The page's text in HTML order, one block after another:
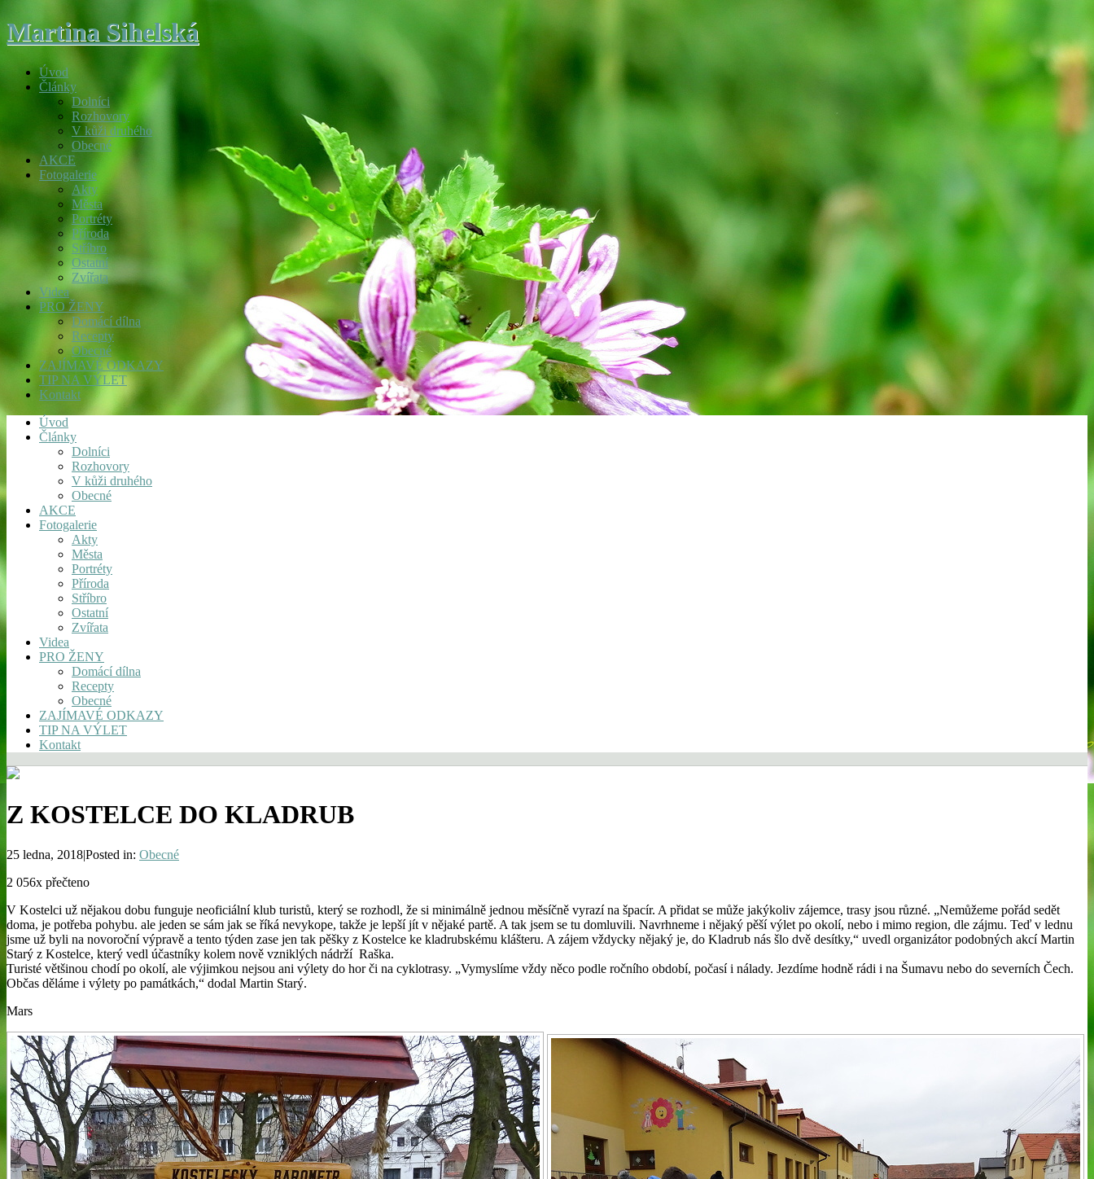
Martina Sihelská
Úvod
Články
Dolníci
Rozhovory
V kůži druhého
Obecné
AKCE
Fotogalerie
Akty
Města
Portréty
Příroda
Stříbro
Ostatní
Zvířata
Videa
PRO ŽENY
Domácí dílna
Recepty
Obecné
ZAJÍMAVÉ ODKAZY
TIP NA VÝLET
Kontakt
Úvod
Články
Dolníci
Rozhovory
V kůži druhého
Obecné
AKCE
Fotogalerie
Akty
Města
Portréty
Příroda
Stříbro
Ostatní
Zvířata
Videa
PRO ŽENY
Domácí dílna
Recepty
Obecné
ZAJÍMAVÉ ODKAZY
TIP NA VÝLET
Kontakt
Z KOSTELCE DO KLADRUB
25 ledna, 2018|Posted in: Obecné
2 056x přečteno
V Kostelci už nějakou dobu funguje neoficiální klub turistů, který se rozhodl, že si minimálně jednou měsíčně vyrazí na špacír. A přidat se může jakýkoliv zájemce, trasy jsou různé. „Nemůžeme pořád sedět
doma, je potřeba pohybu. ale jeden se sám jak se říká nevykope, takže je lepší jít v nějaké partě. A tak jsem se tu domluvili. Navrhneme i nějaký pěší výlet po okolí, nebo i mimo region, dle zájmu. Teď v lednu
jsme už byli na novoroční výpravě a tento týden zase jen tak pěšky z Kostelce ke kladrubskému klášteru. A zájem vždycky nějaký je, do Kladrub nás šlo dvě desítky,“ uvedl organizátor podobných akcí Martin
Starý z Kostelce, který vedl účastníky kolem nově vzniklých nádrží Raška.
Turisté většinou chodí po okolí, ale výjimkou nejsou ani výlety do hor či na cyklotrasy. „Vymyslíme vždy něco podle ročního období, počasí i nálady. Jezdíme hodně rádi i na Šumavu nebo do severních Čech.
Občas děláme i výlety po památkách,“ dodal Martin Starý.
Mars